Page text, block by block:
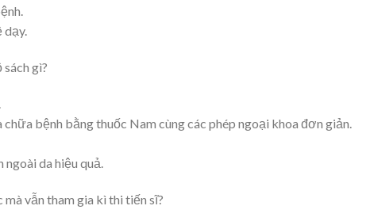
dạy.
gì?
bệnh bằng thuốc Nam cùng các phép ngoại khoa đơn giản.
ngoài da hiệu quả.
mà vẫn tham gia kì thi tiến sĩ?